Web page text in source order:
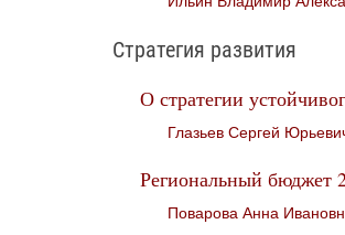
Стратегия развития
О стратегии
Глазьев Сергей
Региональный бюджет
Поварова Анна